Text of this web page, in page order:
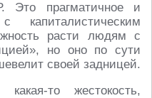
прагматичное и
капиталистическим
расти людям с
но оно по сути
своей задницей.
то жестокость,